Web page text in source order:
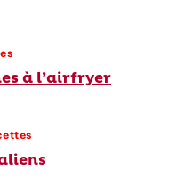
à l’airfryer